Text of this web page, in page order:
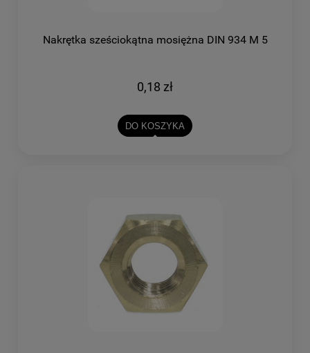
Nakrętka sześciokątna mosiężna DIN 934 M 5
0,18 zł
DO KOSZYKA